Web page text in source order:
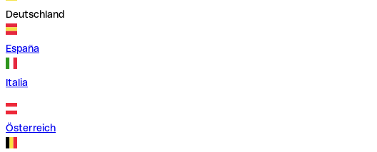
Deutschland
España
Italia
Österreich